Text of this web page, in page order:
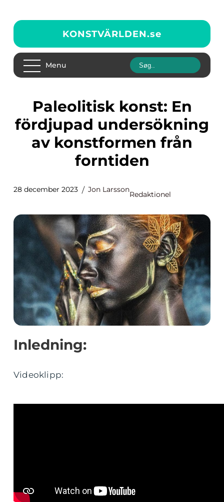
KONSTVÄRLDEN.se
Menu
Paleolitisk konst: En
fördjupad undersökning
av konstformen från
forntiden
28 december 2023 Jon Larsson
Redaktionel
Inledning:
Videoklipp: